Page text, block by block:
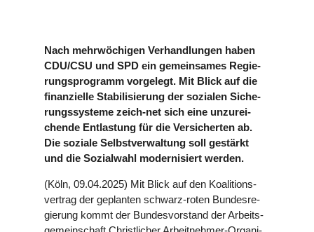
Nach mehr­wö­chi­gen Ver­hand­lun­gen haben
CDU/CSU und SPD ein gemein­sa­mes Regie­
rungs­pro­gramm vor­ge­legt. Mit Blick auf die
finan­zi­elle Sta­bi­li­sie­rung der sozialen Siche­
rungs­sys­teme zeich-net sich eine unzu­rei­
chende Ent­las­tung für die Ver­si­cher­ten ab.
Die soziale Selbst­ver­wal­tung soll gestärkt
und die Sozi­al­wahl moder­ni­siert werden.
(Köln, 09.04.2025) Mit Blick auf den Koali­ti­ons­
ver­trag der geplan­ten schwarz-roten Bun­des­re­
gie­rung kommt der Bun­des­vor­stand der Arbeits­